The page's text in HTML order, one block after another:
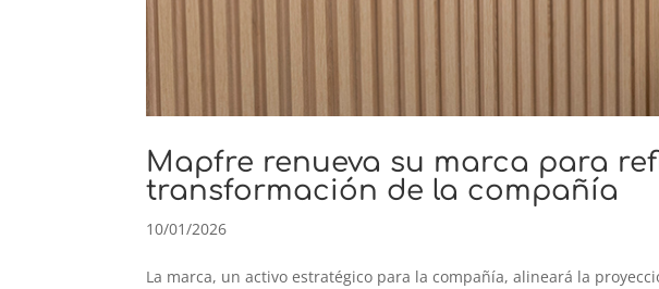
Mapfre renueva su marca para
transformación de la compañía
10/01/2026
La marca, un activo estratégico para la compañía, alineará la